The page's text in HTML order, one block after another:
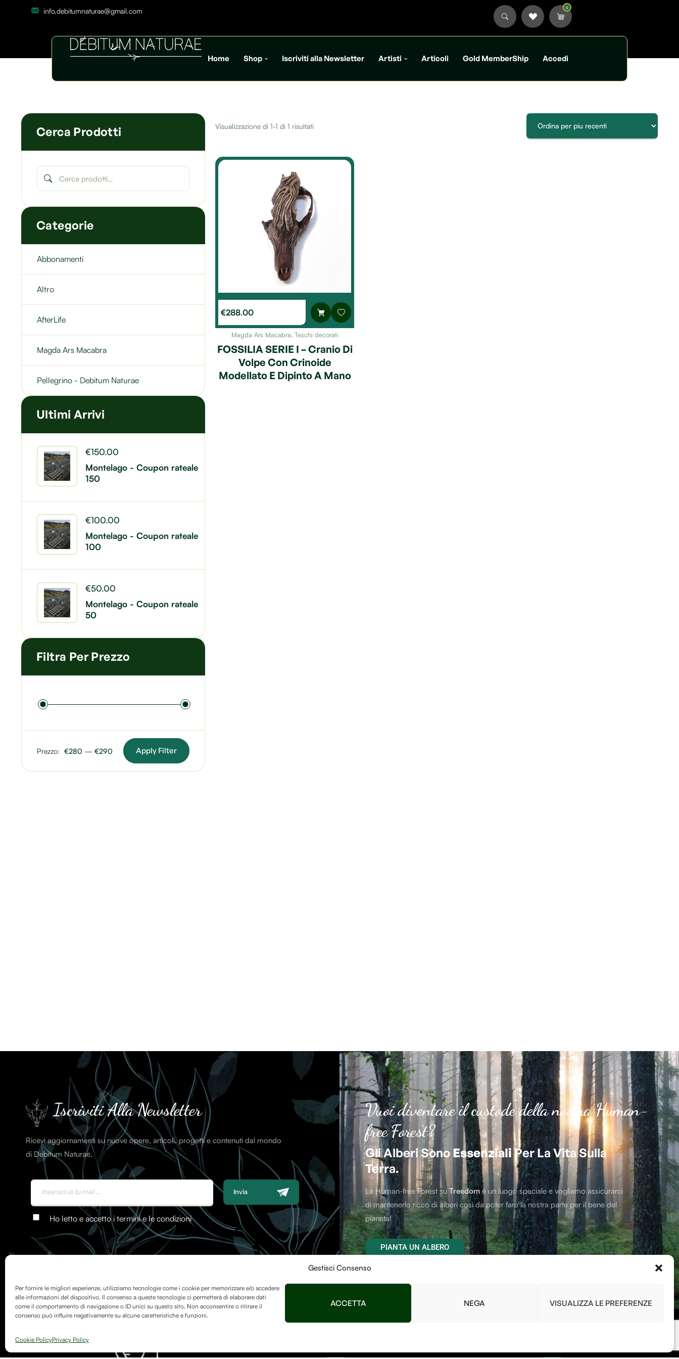
Gestisci Consenso
Per fornire le migliori esperienze, utilizziamo tecnologie come i cookie per memorizzare e/o accedere
alle informazioni del dispositivo. Il consenso a queste tecnologie ci permetterà di elaborare dati
come il comportamento di navigazione o ID unici su questo sito. Non acconsentire o ritirare il
consenso può influire negativamente su alcune caratteristiche e funzioni.
ACCETTA NEGA VISUALIZZA LE PREFERENZE
Cookie PolicyPrivacy Policy
info.debitumnaturae@gmail.com 0
Home Shop Iscriviti alla Newsletter Artisti Articoli Gold MemberShip Accedi
Cerca Prodotti
Categorie
Abbonamenti
Altro
AfterLife
Magda Ars Macabra
Pellegrino - Debitum Naturae
Ultimi Arrivi
Montelago - Coupon rateale
150
€150.00
Montelago - Coupon rateale
100
€100.00
Montelago - Coupon rateale
50
€50.00
Filtra Per Prezzo
Apply Filter
Prezzo: €280 — €290
Visualizzazione di 1-1 di 1 risultati
€288.00
Magda Ars Macabra, Teschi decorati
FOSSILIA SERIE I – Cranio Di
Volpe Con Crinoide
Modellato E Dipinto A Mano
Iscriviti Alla Newsletter
Ricevi aggiornamenti su nuove opere, articoli, progetti e contenuti dal mondo
di Debitum Naturae.
Invia
Ho letto e accetto i termini e le condizioni
Vuoi diventare il custode della nostra Human-
free Forest?
Gli Alberi Sono EssenzialiPer La Vita Sulla
Terra.
La Human-free Forest suTreedom è un luogo speciale e vogliamo assicurarci
di mantenerlo ricco di alberi così da poter fare la nostra parte per il bene del
pianeta!
PIANTA UN ALBERO